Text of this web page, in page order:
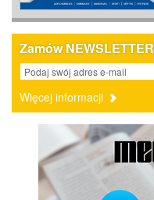
Zamów NEWSLETTER
Więcej informacji